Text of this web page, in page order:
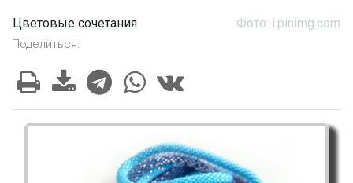
Цветовые сочетания Фото: i.pinimg.com
Поделиться: